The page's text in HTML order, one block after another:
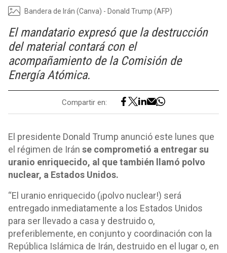
Bandera de Irán (Canva) - Donald Trump (AFP)
El mandatario expresó que la destrucción
del material contará con el
acompañamiento de la Comisión de
Energía Atómica.
Compartir en:
El presidente Donald Trump anunció este lunes que
el régimen de Irán se comprometió a entregar su
uranio enriquecido, al que también llamó polvo
nuclear, a Estados Unidos.
“El uranio enriquecido (¡polvo nuclear!) será
entregado inmediatamente a los Estados Unidos
para ser llevado a casa y destruido o,
preferiblemente, en conjunto y coordinación con la
República Islámica de Irán, destruido en el lugar o, en